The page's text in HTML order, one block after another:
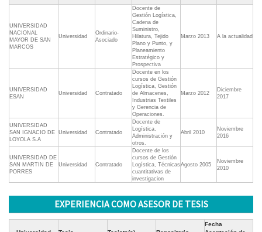
UNIVERSIDAD
NACIONAL
MAYOR DE SAN
MARCOS
Universidad
Ordinario-
Asociado
Docente de
Gestión Logística,
Cadena de
Suministro,
Hilatura, Tejido
Plano y Punto, y
Planeamiento
Estratégico y
Prospectiva
Marzo 2013 A la actualidad
UNIVERSIDAD
ESAN
Universidad Contratado
Docente en los
cursos de Gestión
Logística, Gestión
de Almacenes,
Industrias Textiles
y Gerencia de
Operaciones.
Marzo 2012
Diciembre
2017
UNIVERSIDAD
SAN IGNACIO DE
LOYOLA S.A
Universidad Contratado
Docente de
Logística,
Administración y
otros.
Abril 2010
Noviembre
2016
UNIVERSIDAD DE
SAN MARTIN DE
PORRES
Universidad Contratado
Docente de los
cursos de Gestión
Logística, Técnicas
cuantitativas de
investigacion
Agosto 2005
Noviembre
2010
EXPERIENCIA COMO ASESOR DE TESIS
Fecha